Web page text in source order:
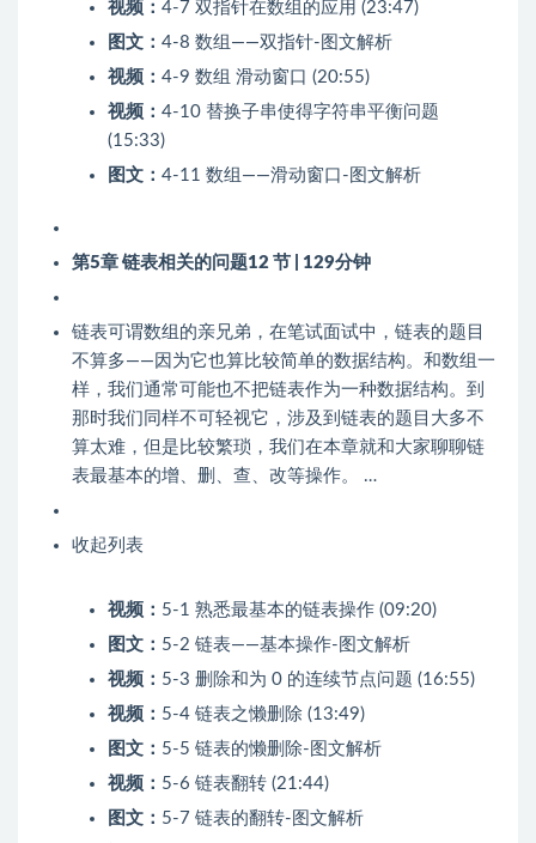
视频： 4-7 双指针在数组的应用 (23:47)
图文： 4-8 数组——双指针-图文解析
视频： 4-9 数组 滑动窗口 (20:55)
视频： 4-10 替换子串使得字符串平衡问题
(15:33)
图文： 4-11 数组——滑动窗口-图文解析
第5章 链表相关的问题12 节 | 129分钟
链表可谓数组的亲兄弟，在笔试面试中，链表的题目
不算多——因为它也算比较简单的数据结构。和数组一
样，我们通常可能也不把链表作为一种数据结构。到
那时我们同样不可轻视它，涉及到链表的题目大多不
算太难，但是比较繁琐，我们在本章就和大家聊聊链
表最基本的增、删、查、改等操作。 …
收起列表
视频： 5-1 熟悉最基本的链表操作 (09:20)
图文： 5-2 链表——基本操作-图文解析
视频： 5-3 删除和为 0 的连续节点问题 (16:55)
视频： 5-4 链表之懒删除 (13:49)
图文： 5-5 链表的懒删除-图文解析
视频： 5-6 链表翻转 (21:44)
图文： 5-7 链表的翻转-图文解析